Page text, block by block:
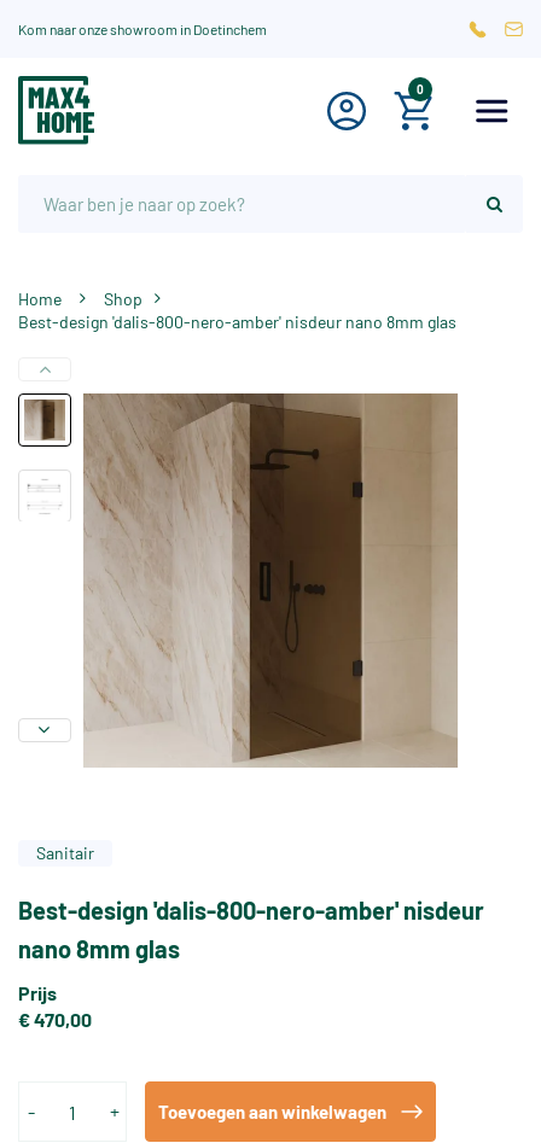
Kom naar onze showroom in Doetinchem
0
Home
Shop
Best-design 'dalis-800-nero-amber' nisdeur nano 8mm glas
Sanitair
Best-design 'dalis-800-nero-amber' nisdeur
nano 8mm glas
Prijs
€ 470,00
- + Toevoegen aan winkelwagen